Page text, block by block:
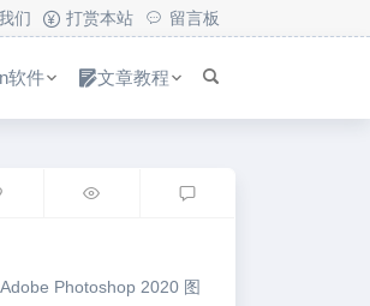
们 打赏本站 留言板
软件 文章教程
Adobe Photoshop 2020 图